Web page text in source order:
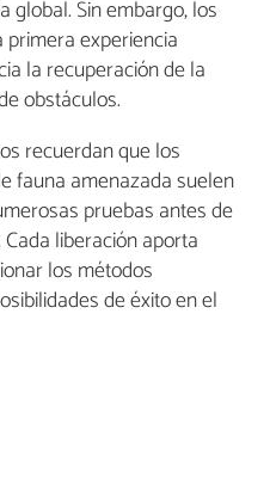
global. Sin embargo, los
experiencia
la recuperación de la
obstáculos.
recuerdan que los
fauna amenazada suelen
pruebas antes de
liberación aporta
los métodos
de éxito en el